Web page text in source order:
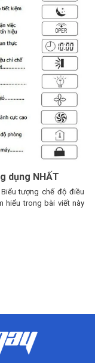
dụng NHẤT
tượng chế độ điều
hiểu trong bài viết này